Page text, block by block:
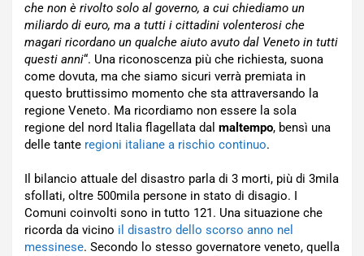
che non è rivolto solo al governo, a cui chiediamo un
miliardo di euro, ma a tutti i cittadini volenterosi che
magari ricordano un qualche aiuto avuto dal Veneto in tutti
questi anni“. Una riconoscenza più che richiesta, suona
come dovuta, ma che siamo sicuri verrà premiata in
questo bruttissimo momento che sta attraversando la
regione Veneto. Ma ricordiamo non essere la sola
regione del nord Italia flagellata dal maltempo, bensì una
delle tante regioni italiane a rischio continuo.
Il bilancio attuale del disastro parla di 3 morti, più di 3mila
sfollati, oltre 500mila persone in stato di disagio. I
Comuni coinvolti sono in tutto 121. Una situazione che
ricorda da vicino il disastro dello scorso anno nel
messinese. Secondo lo stesso governatore veneto, quella